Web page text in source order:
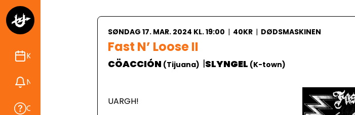
Kalender
Nyheder
Om Ungdomshuset
SØNDAG 17. MAR. 2024 KL. 19:00 | 40KR | DØDSMASKINEN
Fast N’ Loose II
CÖACCIÓN (Tijuana) |SLYNGEL (K-town)
UARGH!